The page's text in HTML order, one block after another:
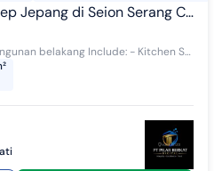
di Seion Serang Cluster Mizu
Rumah sudah renovasi full bangunan belakang Include: - Kitchen Set - AC 3 - Kulkas 2 Pintu - Sofa - Canopy dll